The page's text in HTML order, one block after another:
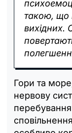
такою, що
вихідних.
Гори та
нервову
перебування